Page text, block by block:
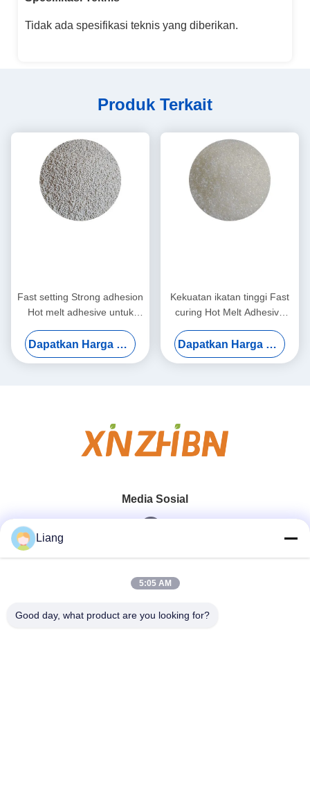
Tidak ada spesifikasi teknis yang diberikan.
Produk Terkait
Fast setting Strong adhesion
Hot melt adhesive untuk
kemasan dan pengerjaan
kayu
Dapatkan Harga Terbaik
Kekuatan ikatan tinggi Fast
curing Hot Melt Adhesive
Dapatkan Harga Terbaik
Media Sosial
Kontak Cepat
Liang
5:05 AM
Good day, what product are you looking for?